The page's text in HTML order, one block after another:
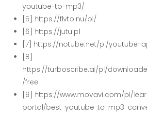
youtube-to-mp3/
[5] https://flvto.nu/pl/
[6] https://jutu.pl
[7] https://notube.net/pl/youtube-
[8]
https://turboscribe.ai/pl/
/free
[9] https://www.movavi.com/pl/
portal/best-youtube-to-mp3-